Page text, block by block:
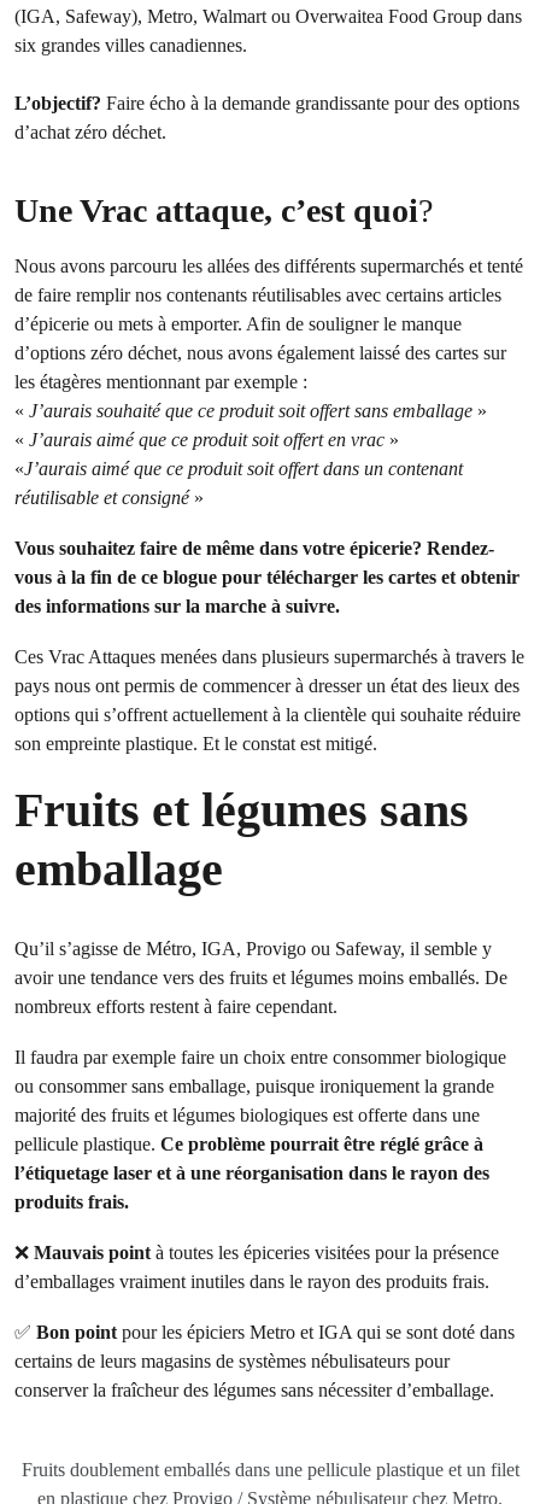
(IGA, Safeway), Metro, Walmart ou Overwaitea Food Group dans
six grandes villes canadiennes.
L’objectif? Faire écho à la demande grandissante pour des options
d’achat zéro déchet.
Une Vrac attaque, c’est quoi?
Nous avons parcouru les allées des différents supermarchés et tenté
de faire remplir nos contenants réutilisables avec certains articles
d’épicerie ou mets à emporter. Afin de souligner le manque
d’options zéro déchet, nous avons également laissé des cartes sur
les étagères mentionnant par exemple :
« J’aurais souhaité que ce produit soit offert sans emballage »
« J’aurais aimé que ce produit soit offert en vrac »
«J’aurais aimé que ce produit soit offert dans un contenant
réutilisable et consigné »
Vous souhaitez faire de même dans votre épicerie? Rendez-
vous à la fin de ce blogue pour télécharger les cartes et obtenir
des informations sur la marche à suivre.
Ces Vrac Attaques menées dans plusieurs supermarchés à travers le
pays nous ont permis de commencer à dresser un état des lieux des
options qui s’offrent actuellement à la clientèle qui souhaite réduire
son empreinte plastique. Et le constat est mitigé.
Fruits et légumes sans
emballage
Qu’il s’agisse de Métro, IGA, Provigo ou Safeway, il semble y
avoir une tendance vers des fruits et légumes moins emballés. De
nombreux efforts restent à faire cependant.
Il faudra par exemple faire un choix entre consommer biologique
ou consommer sans emballage, puisque ironiquement la grande
majorité des fruits et légumes biologiques est offerte dans une
pellicule plastique. Ce problème pourrait être réglé grâce à
l’étiquetage laser et à une réorganisation dans le rayon des
produits frais.
❌ Mauvais pointà toutes les épiceries visitées pour la présence
d’emballages vraiment inutiles dans le rayon des produits frais.
✅ Bon pointpour les épiciers Metro et IGA qui se sont doté dans
certains de leurs magasins de systèmes nébulisateurs pour
conserver la fraîcheur des légumes sans nécessiter d’emballage.
Fruits doublement emballés dans une pellicule plastique et un filet
en plastique chez Provigo / Système nébulisateur chez Metro.